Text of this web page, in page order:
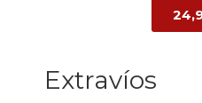
Extravíos